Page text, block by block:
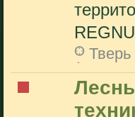
Тверь